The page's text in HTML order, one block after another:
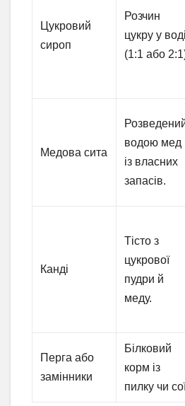
Цукровий
сироп
Розчин
цукру у воді
(1:1 або
Медова сита
водою мед
із власних
запасів.
Канді
Тісто з
цукрової
пудри й
меду.
Перга або
замінники
Білковий
корм із
пилку чи